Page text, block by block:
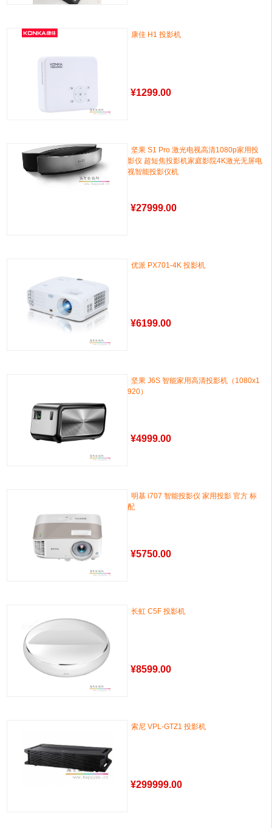
康佳 H1 投影机
¥1299.00
坚果 S1 Pro 激光电视高清1080p家用投
影仪 超短焦投影机家庭影院4K激光无屏电
视智能投影仪机
¥27999.00
优派 PX701-4K 投影机
¥6199.00
坚果 J6S 智能家用高清投影机（1080x1
920）
¥4999.00
明基 i707 智能投影仪 家用投影 官方 标
配
¥5750.00
长虹 C5F 投影机
¥8599.00
索尼 VPL-GTZ1 投影机
¥299999.00